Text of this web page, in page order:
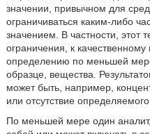
значении, привычном для
ограничиваться каким-либо
значением. В частности, этот
ограничения, к
определению по меньшей
образце, вещества.
может быть, например,
или отсутствие
По меньшей мере один